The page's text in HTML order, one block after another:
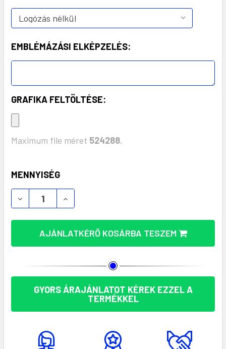
EMBLÉMÁZÁSI ELKÉPZELÉS:
GRAFIKA FELTÖLTÉSE:
Maximum file méret 524288,
KÉSZLET:
MENNYISÉG
AJÁNLATKÉRŐ KOSÁRBA TESZEM
GYORS ÁRAJÁNLATOT KÉREK EZZEL A
TERMÉKKEL